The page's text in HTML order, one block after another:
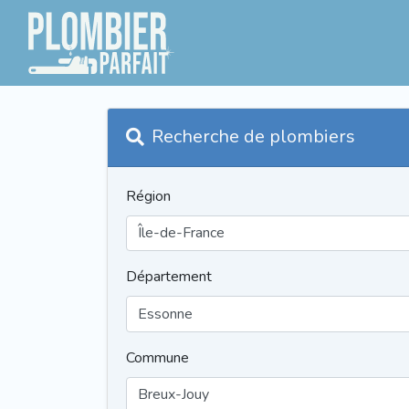
Recherche de plombiers
Région
Département
Commune